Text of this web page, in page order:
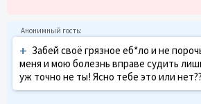
+ Забей своё грязное еб*ло и не
меня и мою болезнь вправе судить
уж точно не ты! Ясно тебе это или